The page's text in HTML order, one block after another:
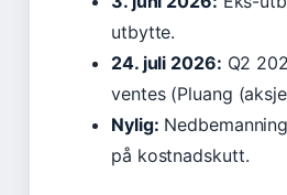
utbytte.
24. juli 2026: Q2
ventes (Pluang
Nylig:
på kostnadskutt.